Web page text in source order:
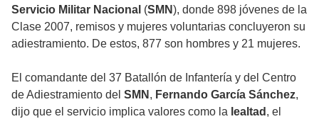
Servicio Militar Nacional (SMN), donde 898 jóvenes de la
Clase 2007, remisos y mujeres voluntarias concluyeron su
adiestramiento. De estos, 877 son hombres y 21 mujeres.
El comandante del 37 Batallón de Infantería y del Centro
de Adiestramiento del SMN , Fernando García Sánchez,
dijo que el servicio implica valores como la lealtad , el